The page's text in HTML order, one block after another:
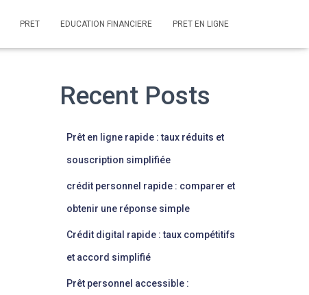
PRET EDUCATION FINANCIERE PRET EN LIGNE
Recent Posts
Prêt en ligne rapide : taux réduits et
souscription simplifiée
crédit personnel rapide : comparer et
obtenir une réponse simple
Crédit digital rapide : taux compétitifs
et accord simplifié
Prêt personnel accessible :